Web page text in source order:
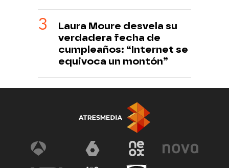
Laura Moure desvela su
verdadera fecha de
cumpleaños: “Internet se
equivoca un montón”